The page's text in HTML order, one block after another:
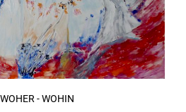
- WOHIN